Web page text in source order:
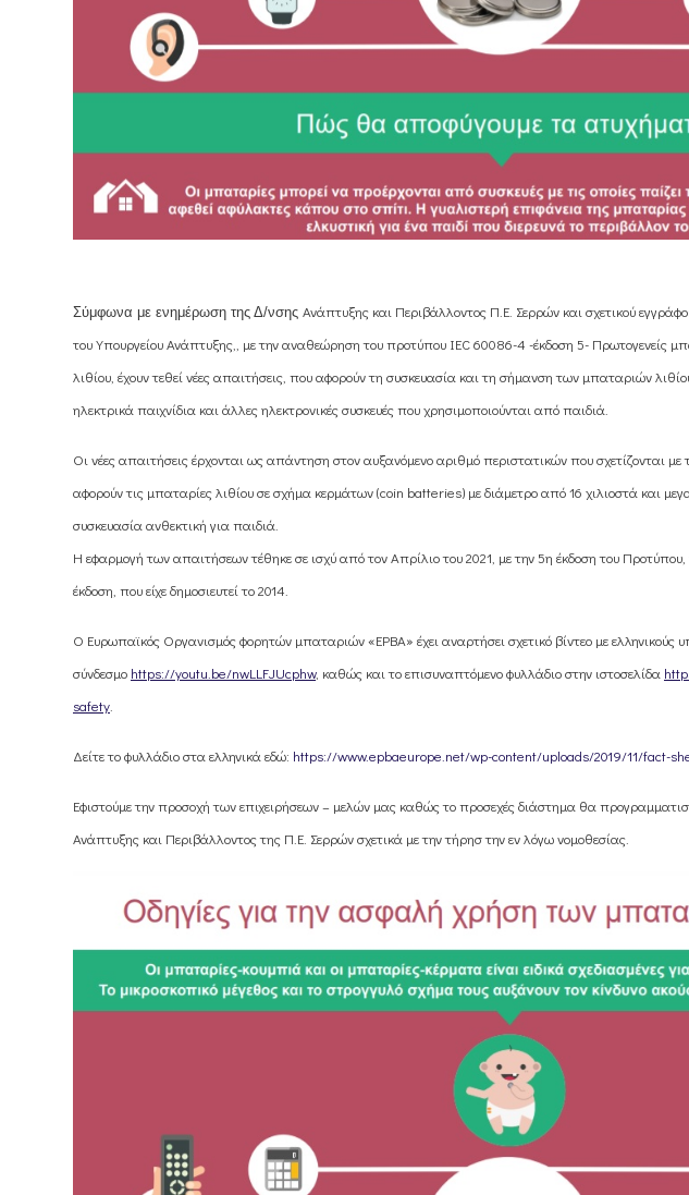
Σύμφωνα με ενημέρωση της Δ/νσης Ανάπτυξης και Περιβάλλοντος Π.Ε. Σερρών και σχετικού
του Υπουργείου Ανάπτυξης,, με την αναθεώρηση του προτύπου IEC 60086-4 -έκδοση 5- Πρωτογενείς
λιθίου, έχουν τεθεί νέες απαιτήσεις, που αφορούν τη συσκευασία και τη σήμανση των μπαταριών
ηλεκτρικά παιχνίδια και άλλες ηλεκτρονικές συσκευές που χρησιμοποιούνται από παιδιά.
Οι νέες απαιτήσεις έρχονται ως απάντηση στον αυξανόμενο αριθμό περιστατικών που σχετίζονται
αφορούν τις μπαταρίες λιθίου σε σχήμα κερμάτων (coin batteries) με διάμετρο από 16 χιλιοστά και
συσκευασία ανθεκτική για παιδιά.
Η εφαρμογή των απαιτήσεων τέθηκε σε ισχύ από τον Απρίλιο του 2021, με την 5η έκδοση του Προτύπου,
έκδοση, που είχε δημοσιευτεί το 2014.
Ο Ευρωπαϊκός Οργανισμός φορητών μπαταριών «EPBA» έχει αναρτήσει σχετικό βίντεο με ελληνικούς
σύνδεσμο https://youtu.be/nwLLFJUcphw, καθώς και το επισυναπτόμενο φυλλάδιο στην ιστοσελίδα
safety
Δείτε το φυλλάδιο στα ελληνικά εδώ: https://www.epbaeurope.net/wp-content/uploads/2019/11/fact-
Εφιστούμε την προσοχή των επιχειρήσεων – μελών μας καθώς το προσεχές διάστημα θα
Ανάπτυξης και Περιβάλλοντος της Π.Ε. Σερρών σχετικά με την τήρησ την εν λόγω νομοθεσίας.